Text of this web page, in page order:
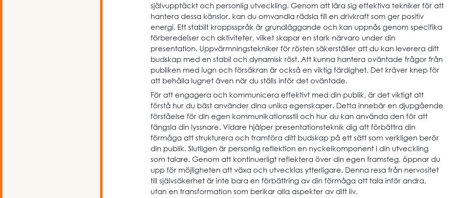
självupptäckt och personlig utveckling. Genom att lära sig effektiva tekniker för att
hantera dessa känslor, kan du omvandla rädsla till en drivkraft som ger positiv
energi. Ett stabilt kroppsspråk är grundläggande och kan uppnås genom specifika
förberedelser och aktiviteter, vilket skapar en stark närvaro under din
presentation. Uppvärmningstekniker för rösten säkerställer att du kan leverera ditt
budskap med en stabil och dynamisk röst. Att kunna hantera oväntade frågor från
publiken med lugn och försäkran är också en viktig färdighet. Det kräver knep för
att behålla lugnet även när du ställs inför det oväntade.
För att engagera och kommunicera effektivt med din publik, är det viktigt att
förstå hur du bäst använder dina unika egenskaper. Detta innebär en djupgående
förståelse för din egen kommunikationsstil och hur du kan använda den för att
fängsla din lyssnare. Vidare hjälper presentationsteknik dig att förbättra din
förmåga att strukturera och framföra ditt budskap på ett sätt som verkligen berör
din publik. Slutligen är personlig reflektion en nyckelkomponent i din utveckling
som talare. Genom att kontinuerligt reflektera över din egen framsteg, öppnar du
upp för möjligheten att växa och utvecklas ytterligare. Denna resa från nervositet
till självsäkerhet är inte bara en förbättring av din förmåga att tala inför andra,
utan en transformation som berikar alla aspekter av ditt liv.